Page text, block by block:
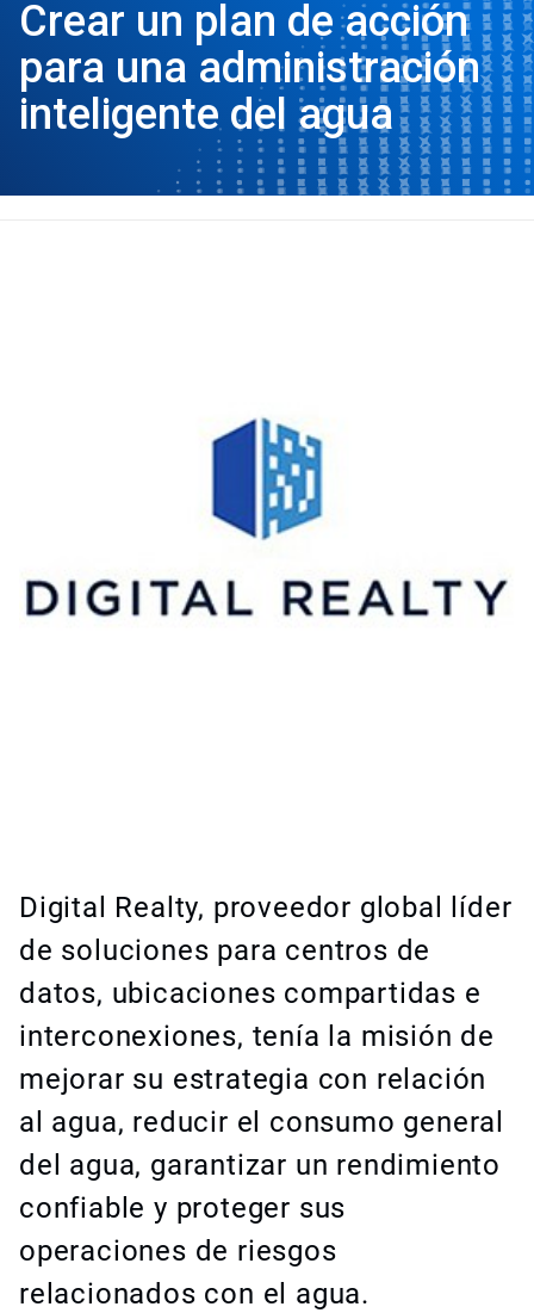
Crear un plan de acción
para una administración
inteligente del agua
Digital Realty, proveedor global líder
de soluciones para centros de
datos, ubicaciones compartidas e
interconexiones, tenía la misión de
mejorar su estrategia con relación
al agua, reducir el consumo general
del agua, garantizar un rendimiento
confiable y proteger sus
operaciones de riesgos
relacionados con el agua.